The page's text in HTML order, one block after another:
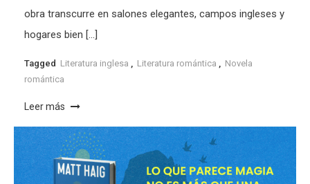
obra transcurre en salones elegantes, campos ingleses y
hogares bien […]
Tagged Literatura inglesa Literatura romántica
Novela
romántica
Leer más